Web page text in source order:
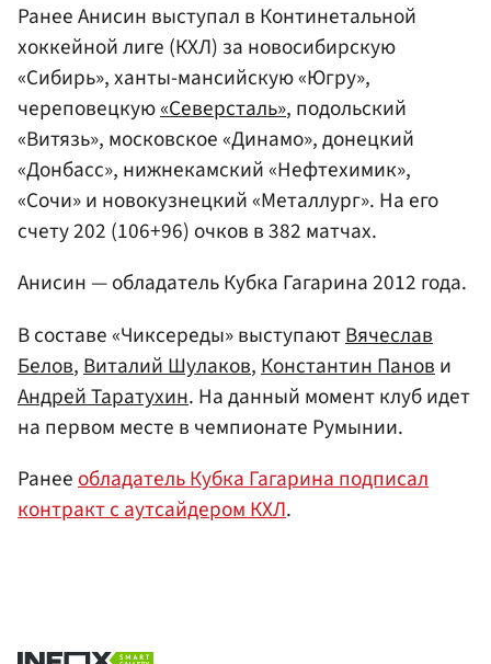
Ранее Анисин выступал в Континетальной
хоккейной лиге (КХЛ) за новосибирскую
«Сибирь», ханты-мансийскую «Югру»,
череповецкую«Северсталь», подольский
«Витязь», московское «Динамо», донецкий
«Донбасс», нижнекамский «Нефтехимик»,
«Сочи» и новокузнецкий «Металлург». На его
счету 202 (106+96) очков в 382 матчах.
Анисин — обладатель Кубка Гагарина 2012 года.
В составе «Чиксереды» выступаютВячеслав
Белов, Виталий Шулаков, Константин Панов и
Андрей Таратухин. На данный момент клуб идет
на первом месте в чемпионате Румынии.
Ранееобладатель Кубка Гагарина подписал
контракт с аутсайдером КХЛ.